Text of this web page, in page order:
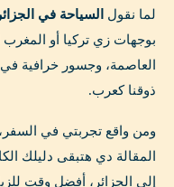
لما نقول السياحة في الجزائر 2026
بوجهات زي تركيا أو المغرب
العاصمة، وجسور خرافية
ذوقنا كعرب.
ومن واقع تجربتي في السفر،
المقالة دي هتبقى دليلك
إلى الجزائر، أفضل وقت